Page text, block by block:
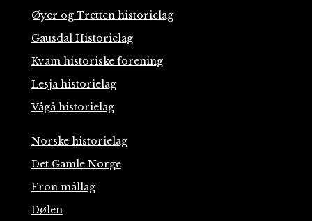
Øyer og Tretten historielag
Gausdal Historielag
Kvam historiske forening
Lesja historielag
Vågå historielag
Norske historielag
Det Gamle Norge
Fron mållag
Dølen